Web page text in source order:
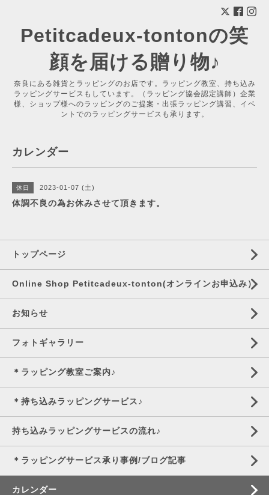
Petitcadeux-tontonの笑
顔を届ける贈り物♪
奈良にある雑貨とラッピングのお店です。ラッピング教室、持ち込み
ラッピングサービスもしています。（ラッピング協会認定講師）企業
様、ショップ様へのラッピングのご提案・出張ラッピング講習、イベ
ントでのラッピングサービスも承ります。
カレンダー
休日 2023-01-07 (土)
体調不良の為お休みさせて頂きます。
トップページ
Online Shop Petitcadeux-tonton(オンラインお申込み）
お知らせ
フォトギャラリー
＊ラッピング教室ご案内♪
＊持ち込みラッピングサービス♪
持ち込みラッピングサービスの流れ♪
＊ラッピングサービス承り事例/ブログ記事
カレンダー